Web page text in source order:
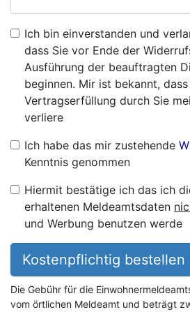
Ich bin einverstanden und
dass Sie vor Ende der
Ausführung der beauftragten
beginnen. Mir ist bekannt,
Vertragserfüllung durch Sie
verliere
Ich habe das mir zustehende
Kenntnis genommen
Hiermit bestätige ich das ich
erhaltenen Meldeamtsdaten
und Werbung benutzen werde
Kostenpflichtig bestellen
Die Gebühr für die
vom örtlichen Meldeamt und beträgt